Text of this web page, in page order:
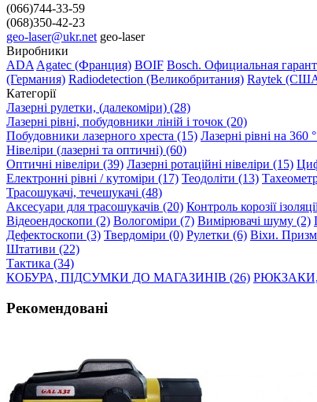
(066)744-33-59
(068)350-42-23
geo-laser@ukr.net geo-laser
Виробники
ADA Agatec (Франция) BOIF Bosch. Официальная
(Германия) Radiodetection (Великобритания) Raytek
Категорії
Лазерні рулетки, (далекоміри) (28)
Лазерні рівні, побудовники ліній і точок (20)
Побудовники лазерного хреста (15) Лазерні рівні на 360
Нівеліри (лазерні та оптичні) (60)
Оптичні нівеліри (39) Лазерні ротаційні нівеліри (15)
Електронні рівні / кутоміри (17) Теодоліти (13)
Трасошукачі, течешукачі (48)
Аксесуари для трасошукачів (20) Контроль корозії
Відеоендоскопи (2) Вологоміри (7) Вимірювачі шуму (2)
Дефектоскопи (3) Твердоміри (0) Рулетки (6) Віхи.
Штативи (22)
Тактика (34)
КОБУРА, ПІДСУМКИ ДО МАГАЗИНІВ (26)
Рекомендовані